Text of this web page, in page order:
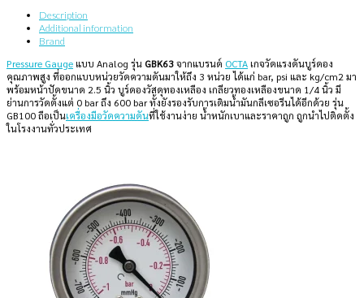
Description
Additional information
Brand
Pressure Gaugeแบบ Analog รุ่น GBK63จากแบรนด์ OCTAเกจวัดแรงดันบูร์ดอง
คุณภาพสูง ที่ออกแบบหน่วยวัดความดันมาให้ถึง 3 หน่วย ได้แก่ bar, psi และ kg/cm2 มา
พร้อมหน้าปัดขนาด 2.5 นิ้ว บูร์ดองวัสดุทองเหลือง เกลียวทองเหลืองขนาด 1/4 นิ้ว มี
ย่านการวัดตั้งแต่ 0 bar ถึง 600 bar ทั้งยังรองรับการเติมน้ำมันกลีเซอรีนได้อีกด้วย รุ่น
GB100 ถือเป็นเครื่องมือวัดความดันที่ใช้งานง่าย น้ำหนักเบาและราคาถูก ถูกนำไปติดตั้ง
ในโรงงานทั่วประเทศ